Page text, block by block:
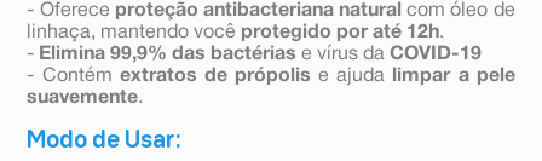
- Oferece proteção antibacteriana natural com óleo de
linhaça, mantendo você protegido por até 12h.
- Elimina 99,9% das bactérias e vírus daCOVID-19
- Contém extratos de própolis e ajuda limpar a pele
suavemente.
Modo de Usar: